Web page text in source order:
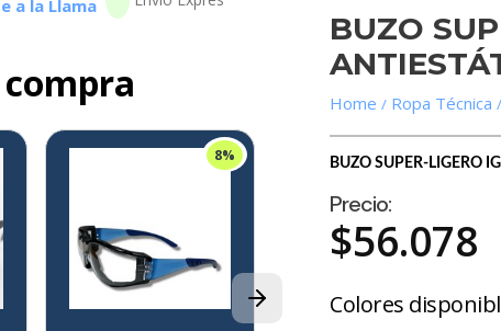
a la Llama
8%
IRON-X
SOBRELENTE
IRON-X IX-05
$1.119
BUZO
Ropa Técnica
BUZO SUPER-LIGERO
Precio:
$56.078
Colores